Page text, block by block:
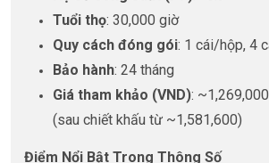
Tuổi thọ: 30,000 giờ
Quy cách đóng gói: 1 cái/hộp, 4
Bảo hành: 24 tháng
Giá tham khảo (VND):
(sau chiết khấu từ ~1,581,600)
Điểm Nổi Bật Trong Thông Số